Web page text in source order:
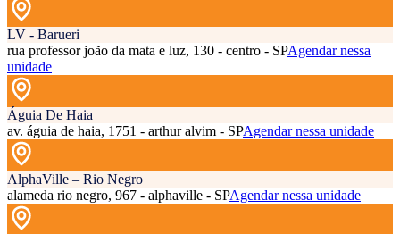
LV - Barueri
rua professor joão da mata e luz, 130 - centro - SPAgendar nessa
unidade
Águia De Haia
av. águia de haia, 1751 - arthur alvim - SPAgendar nessa unidade
AlphaVille – Rio Negro
alameda rio negro, 967 - alphaville - SPAgendar nessa unidade